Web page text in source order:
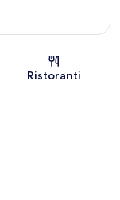
Ristoranti